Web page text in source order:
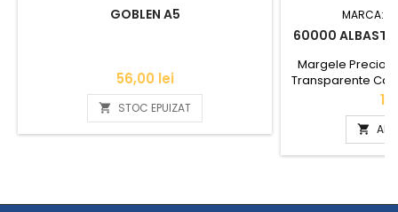
GOBLEN A5
Pret
56,00 lei
 STOC EPUIZAT
MARCA:
60000
Margele
Transparente
11/
